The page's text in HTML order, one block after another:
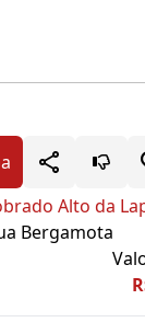
Alto da
Bergamota